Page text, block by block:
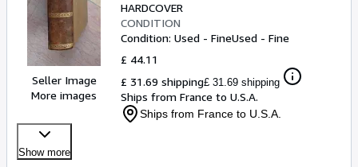
Start Selling
Help
Seller Image
More images
HARDCOVER
CONDITION
Condition: Used - FineUsed - Fine
£ 44.11
£ 31.69 shipping£ 31.69 shipping
Ships from France to U.S.A.
Ships from France to U.S.A.
Show more